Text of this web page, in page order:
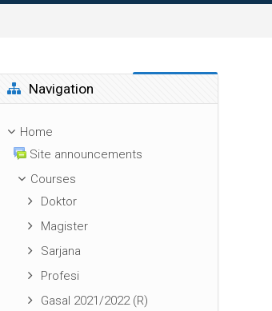
Skip Navigation
Navigation
Home
Site announcements
Courses
Doktor
Magister
Sarjana
Profesi
Gasal 2021/2022 (R)